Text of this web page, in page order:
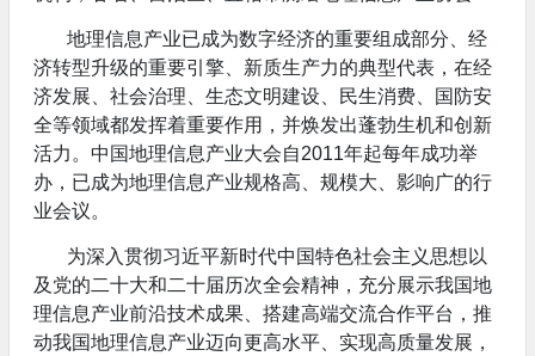
地理信息产业已成为数字经济的重要组成部分、经
济转型升级的重要引擎、新质生产力的典型代表，在经
济发展、社会治理、生态文明建设、民生消费、国防安
全等领域都发挥着重要作用，并焕发出蓬勃生机和创新
活力。中国地理信息产业大会自2011年起每年成功举
办，已成为地理信息产业规格高、规模大、影响广的行
业会议。
为深入贯彻习近平新时代中国特色社会主义思想以
及党的二十大和二十届历次全会精神，充分展示我国地
理信息产业前沿技术成果、搭建高端交流合作平台，推
动我国地理信息产业迈向更高水平、实现高质量发展，